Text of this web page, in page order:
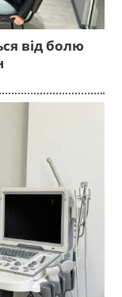
від болю